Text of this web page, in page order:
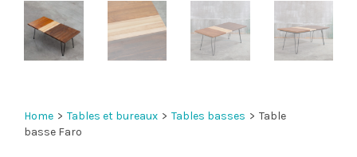
Home > Tables et bureaux > Tables basses > Table
basse Faro